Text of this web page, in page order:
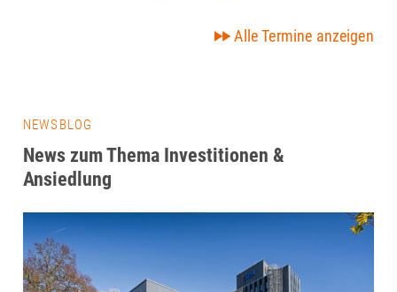
Alle Termine anzeigen
NEWSBLOG
News zum Thema Investitionen &
Ansiedlung